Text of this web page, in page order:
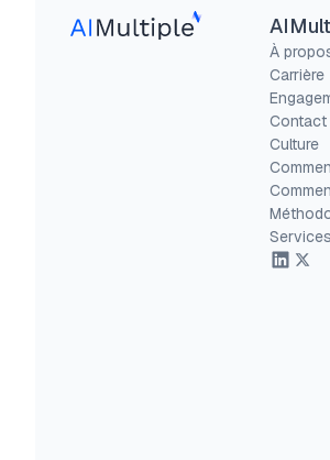
À
Carrière
Contact
Culture
Services